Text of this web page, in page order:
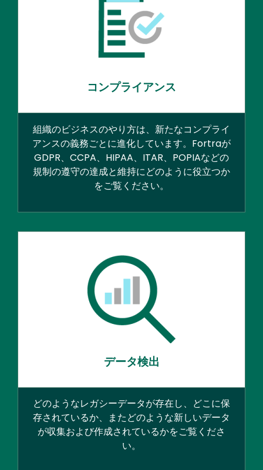
コンプライアンス
組織のビジネスのやり方は、新たなコンプライ
アンスの義務ごとに進化しています。Fortraが
GDPR、CCPA、HIPAA、ITAR、POPIAなどの
規制の遵守の達成と維持にどのように役立つか
をご覧ください。
データ検出
どのようなレガシーデータが存在し、どこに保
存されているか、またどのような新しいデータ
が収集および作成されているかをご覧くださ
い。